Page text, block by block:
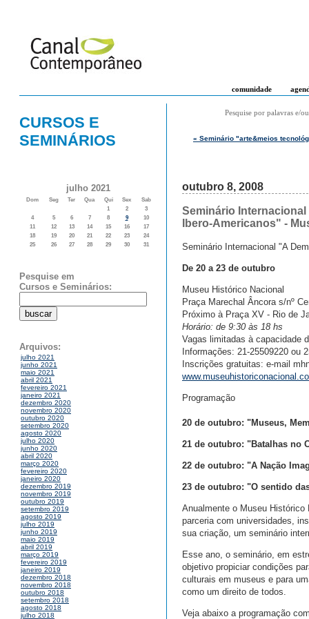
comunidade
CURSOS E
SEMINÁRIOS
julho 2021
Dom Seg Ter Qua Qui Sex
Sab
1
2
3
4
5 6 7 8 9
10
11
12 13 14 15 16
17
18
19 20 21 22 23
24
25
26 27 28 29 30 31
Pesquise em
Cursos e Seminários:
Arquivos:
julho 2021
junho 2021
maio 2021
abril 2021
fevereiro 2021
janeiro 2021
dezembro 2020
novembro 2020
outubro 2020
setembro 2020
agosto 2020
julho 2020
junho 2020
abril 2020
março 2020
fevereiro 2020
janeiro 2020
dezembro 2019
novembro 2019
outubro 2019
setembro 2019
agosto 2019
julho 2019
junho 2019
maio 2019
abril 2019
março 2019
fevereiro 2019
janeiro 2019
dezembro 2018
novembro 2018
outubro 2018
setembro 2018
agosto 2018
julho 2018
Pesquise por palavras e/
« Seminário "arte&meios
outubro 8, 2008
Seminário
Ibero-Americanos" -
Seminário Internacional "A
De 20 a 23 de outubro
Museu Histórico Nacional
Praça Marechal Âncora s/nº
Próximo à Praça XV - Rio de
Horário: de 9:30 às 18 hs
Vagas limitadas à capacidade
Informações: 21-25509220 ou
Inscrições gratuitas: e-mail
Programação
20 de outubro: "Museus,
21 de outubro: "Batalhas no
22 de outubro: "A Nação
23 de outubro: "O sentido
Anualmente o Museu Histórico
parceria com universidades,
sua criação, um seminário
Esse ano, o seminário, em
objetivo propiciar condições
culturais em museus e para
como um direito de todos.
Veja abaixo a programação